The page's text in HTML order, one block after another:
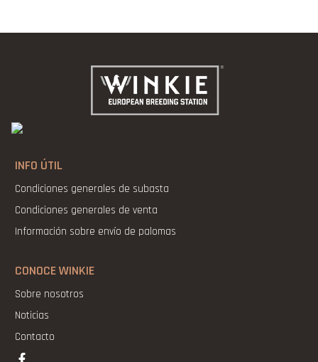
INFO ÚTIL
Condiciones generales de subasta
Condiciones generales de venta
Información sobre envío de palomas
CONOCE WINKIE
Sobre nosotros
Noticias
Contacto